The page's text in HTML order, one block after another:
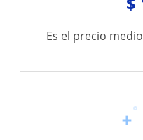
Es el precio